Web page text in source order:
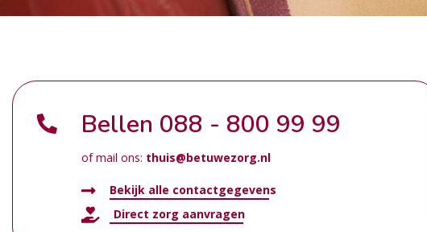
Bellen 088 - 800 99 99
of mail ons: thuis@betuwezorg.nl
Bekijk alle contactgegevens
Direct zorg aanvragen